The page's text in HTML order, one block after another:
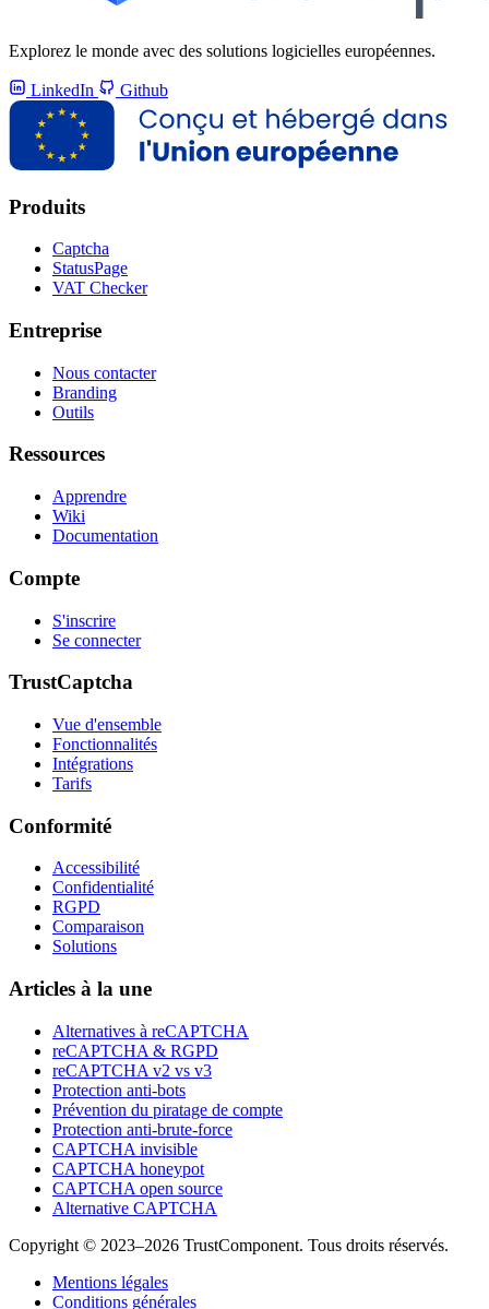
Explorez le monde avec des solutions logicielles européennes.
LinkedIn Github
Produits
Captcha
StatusPage
VAT Checker
Entreprise
Nous contacter
Branding
Outils
Ressources
Apprendre
Wiki
Documentation
Compte
S'inscrire
Se connecter
TrustCaptcha
Vue d'ensemble
Fonctionnalités
Intégrations
Tarifs
Conformité
Accessibilité
Confidentialité
RGPD
Comparaison
Solutions
Articles à la une
Alternatives à reCAPTCHA
reCAPTCHA & RGPD
reCAPTCHA v2 vs v3
Protection anti-bots
Prévention du piratage de compte
Protection anti-brute-force
CAPTCHA invisible
CAPTCHA honeypot
CAPTCHA open source
Alternative CAPTCHA
Copyright © 2023–2026 TrustComponent. Tous droits réservés.
Mentions légales
Conditions générales